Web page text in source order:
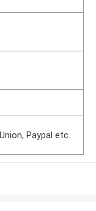
Paypal etc.